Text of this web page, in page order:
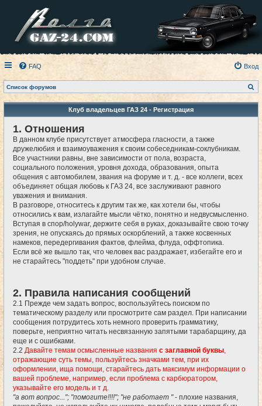
FAQ Вход
Список форумов
о
с
Клуб владельцев ГАЗ 24 - Регистрация
1. Отношения
В данном клубе присутствует атмосфера гласности, а также
дружелюбия и взаимоуважения к своим собеседникам-соклубникам.
Все участники равны, вне зависимости от пола, возраста,
социального положения, уровня дохода, образования, опыта
общения с автомобилем, звания на форуме и т. д. - все коллеги, всех
объединяет общая любовь к ГАЗ 24, все заслуживают равного
уважения и внимания.
В разговоре, относитесь к другим так же, как хотели бы, чтобы
относились к вам, излагайте мысли чётко, понятно и недвусмысленно.
Вступая в спор/holywar, держите себя в руках, доказывайте свою точку
зрения, не опускаясь до прямых оскорблений, а также косвенных
намеков, передергивания фактов, флейма, флуда, оффтопика.
Если всё же вышло так, что человек вас раздражает, избегайте его и
не старайтесь "поддеть" при удобном случае.
2. Правила написания сообщений
2.1 Прежде чем задать вопрос, воспользуйтесь поиском по
тематическому разделу или просмотрите сам раздел. При написании
сообщения потрудитесь хоть немного проверить грамматику,
поверьте, неприятно читать несвязанную запятыми тарабарщину, да
еще и с ошибками.
2.2 Давайте темам осмысленные названия с заглавной буквы,
отражающие суть темы, пользуйтесь значками тем, при их
оформлении, ища помощи, старайтесь дать максимум информации о
вашей проблеме, например, если проблема с карбюратором,
указывайте его модель и т д.
"а вот вопрос..."; "помогите!!!!"; "не работает "- плохие названия,